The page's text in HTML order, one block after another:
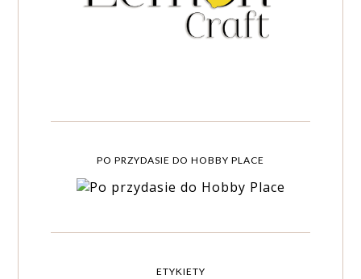
PO PRZYDASIE DO HOBBY PLACE
ETYKIETY